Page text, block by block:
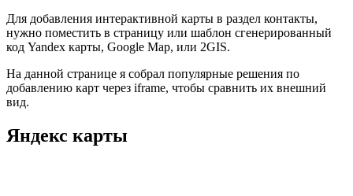
Для добавления интерактивной карты в раздел контакты,
нужно поместить в страницу или шаблон сгенерированный
код Yandex карты, Google Map, или 2GIS.
На данной странице я собрал популярные решения по
добавлению карт через iframe, чтобы сравнить их внешний
вид.
Яндекс карты